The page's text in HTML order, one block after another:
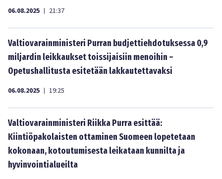
06.08.2025 | 21:37
Valtiovarainministeri Purran budjettiehdotuksessa 0,9
miljardin leikkaukset toissijaisiin menoihin –
Opetushallitusta esitetään lakkautettavaksi
06.08.2025 | 19:25
Valtiovarainministeri Riikka Purra esittää:
Kiintiöpakolaisten ottaminen Suomeen lopetetaan
kokonaan, kotoutumisesta leikataan kunnilta ja
hyvinvointialueilta